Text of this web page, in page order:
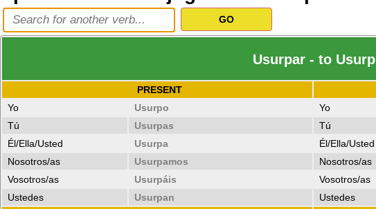
Usurpar - to Usurp
PRESENT
Yo
Usurpo Yo
Tú
Usurpas Tú
Él/Ella/Usted
Usurpa Él/Ella/Usted
Nosotros/as
Usurpamos Nosotros/as
Vosotros/as
Usurpáis Vosotros/as
Ustedes
Usurpan Ustedes